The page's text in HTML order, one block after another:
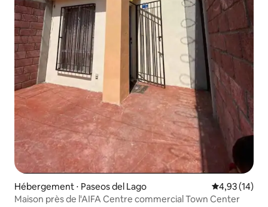
Hébergement ⋅ Paseos del Lago Évaluation
4,93 (14)
Maison près de l'AIFA Centre commercial Town Center